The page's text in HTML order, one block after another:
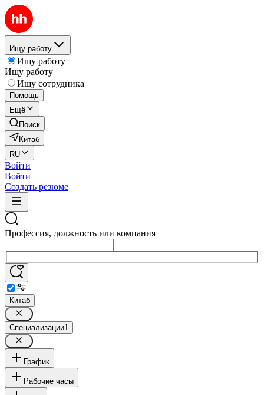
Ищу работу
Ищу работу
Ищу работу
Ищу сотрудника
Помощь
Ещё
Поиск
Китаб
RU
Войти
Войти
Создать резюме
Профессия, должность или компания
Китаб
Специализации1
График
Рабочие часы